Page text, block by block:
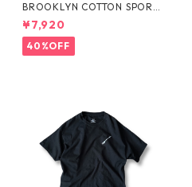
BROOKLYN COTTON SPORT
JKT by Polo Ralph Lauren
¥7,920
40%OFF